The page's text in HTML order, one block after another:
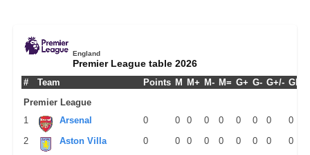
England
Premier League table 2026
# Team Points M M+ M- M= G+ G- G+/- GPM
Premier League
1
Arsenal 0 0 0 0 0 0 0 0
0
2
Aston Villa 0 0 0 0 0 0 0 0
0